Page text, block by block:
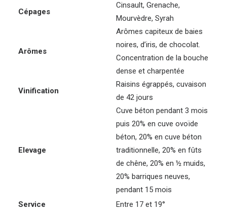
Cépages
Cinsault, Grenache,
Mourvèdre, Syrah
Arômes
Arômes capiteux de baies
noires, d’iris, de chocolat.
Concentration de la bouche
dense et charpentée
Vinification
Raisins égrappés, cuvaison
de 42 jours
Elevage
Cuve béton pendant 3 mois
puis 20% en cuve ovoïde
béton, 20% en cuve béton
traditionnelle, 20% en fûts
de chêne, 20% en ½ muids,
20% barriques neuves,
pendant 15 mois
Service
Entre 17 et 19°